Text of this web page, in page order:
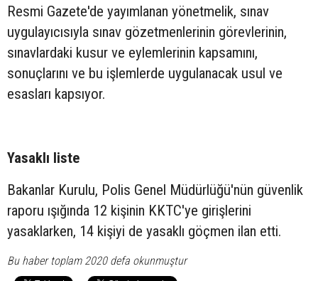
Resmi Gazete'de yayımlanan yönetmelik, sınav
uygulayıcısıyla sınav gözetmenlerinin görevlerinin,
sınavlardaki kusur ve eylemlerinin kapsamını,
sonuçlarını ve bu işlemlerde uygulanacak usul ve
esasları kapsıyor.
Yasaklı liste
Bakanlar Kurulu, Polis Genel Müdürlüğü'nün güvenlik
raporu ışığında 12 kişinin KKTC'ye girişlerini
yasaklarken, 14 kişiyi de yasaklı göçmen ilan etti.
Bu haber toplam 2020 defa okunmuştur